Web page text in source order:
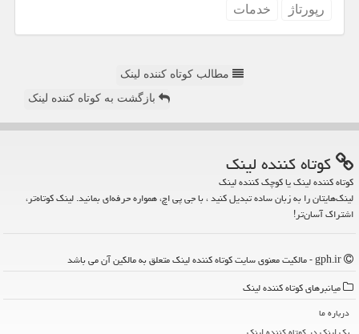
رپورتاژ
خدمات
مطالب کوتاه کننده لینک
بازگشت به کوتاه کننده لینک
كوتاه كننده لینك
کوتاه کننده لینک یا کوچک کننده لینک
لینک‌هایتان را به زبان ساده تبدیل کنید ، با جی پی اچ، همواره حرفه‌ای بمانید. لینک کوتاه‌تر،
اشتراک آسان‌تر!
میانبرهای كوتاه كننده لینك
درباره ما